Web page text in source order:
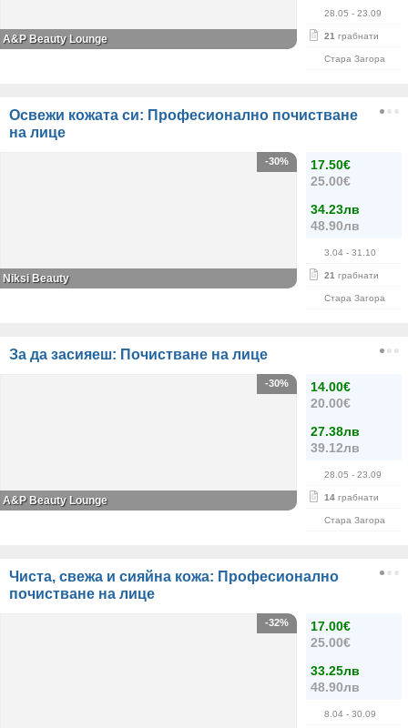
28.05 - 23.09
21 грабнати
Стара Загора
A&P Beauty Lounge
Освежи кожата си: Професионално почистване
на лице
17.50€
25.00€
34.23лв
48.90лв
3.04 - 31.10
21 грабнати
Стара Загора
-30%
Niksi Beauty
За да засияеш: Почистване на лице
14.00€
20.00€
27.38лв
39.12лв
28.05 - 23.09
14 грабнати
Стара Загора
-30%
A&P Beauty Lounge
Чиста, свежа и сияйна кожа: Професионално
почистване на лице
17.00€
25.00€
33.25лв
48.90лв
8.04 - 30.09
-32%